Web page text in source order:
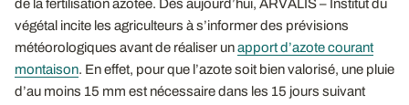
de la fertilisation azotée. Dès aujourd’hui, ARVALIS – Institut du
végétal incite les agriculteurs à s’informer des prévisions
météorologiques avant de réaliser unapport d’azote courant
montaison. En effet, pour que l’azote soit bien valorisé, une pluie
d’au moins 15 mm est nécessaire dans les 15 jours suivant